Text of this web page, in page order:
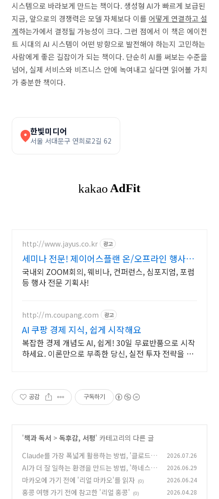
시스템으로 바라보게 만드는 책이다. 생성형 AI가 빠르게 보급된
지금, 앞으로의 경쟁력은 모델 자체보다 이를 어떻게 연결하고 설
계하는가에서 결정될 가능성이 크다. 그런 점에서 이 책은 에이전
트 시대의 AI 시스템이 어떤 방향으로 발전해야 하는지 고민하는
사람에게 좋은 길잡이가 되는 책이다. 단순히 AI를 써보는 수준을
넘어, 실제 서비스와 비즈니스 안에 녹여내고 싶다면 읽어볼 가치
가 충분한 책이다.
한빛미디어
서울 서대문구 연희로2길 62
http://www.jayus.co.kr 광고
세미나 전문! 제이어스플랜 온/오프라인 행사기
획 대행!
국내외 ZOOM회의, 웨비나, 컨퍼런스, 심포지엄, 포럼
등 행사 전문 기획사!
http://m.coupang.com 광고
AI 쿠팡 경제 지식, 쉽게 시작해요
복잡한 경제 개념도 AI, 쉽게! 30일 무료반품으로 시작
하세요. 이론만으로 부족한 당신, 실전 투자 전략을 쿠
공감 구독하기
'책과 독서 > 독후감, 서평' 카테고리의 다른 글
Claude를 가장 폭넓게 활용하는 방법, '클로드
올인원 with 코워크, 코드, 디자인' (0)
2026.07.26
AI가 더 잘 일하는 환경을 만드는 방법, '하네스
엔지니어링 with 클로드 코드'
(0)
2026.06.29
마카오에 가기 전에 '리얼 마카오'를 읽자 (0) 2026.06.24
홍콩 여행 가기 전에 참고한 '리얼 홍콩' (0) 2026.04.28